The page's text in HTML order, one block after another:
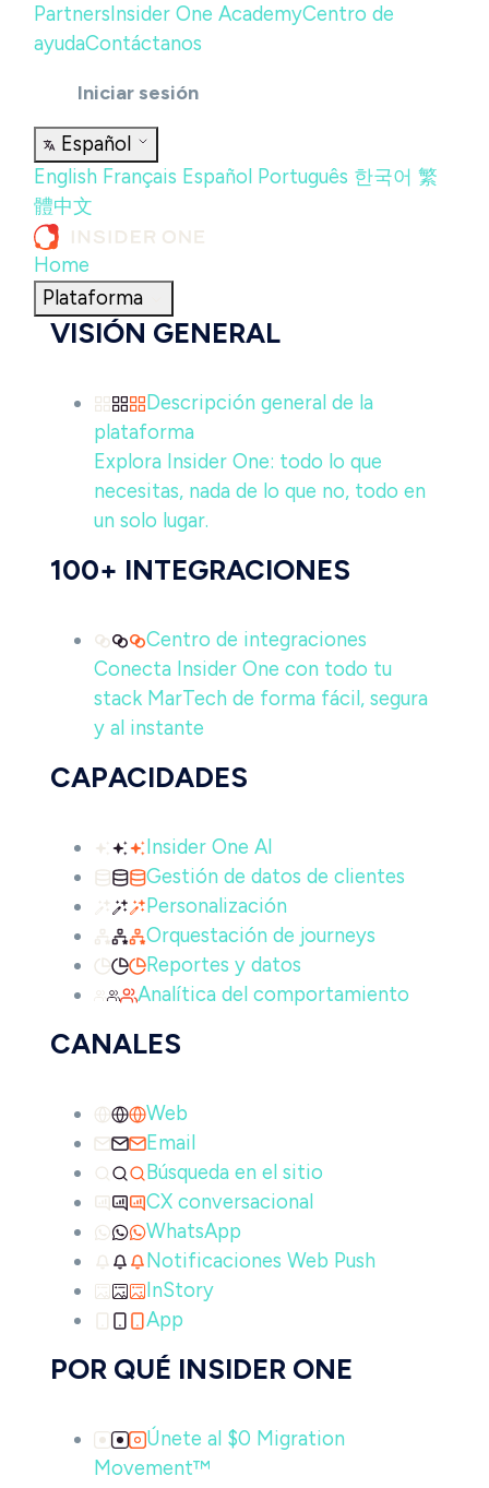
Partners Insider One AcademyCentro de
ayudaContáctanos
Iniciar sesión
Español
English Français Español Português 한국어 繁
體中文
Home
Plataforma
VISIÓN GENERAL
Descripción general de la
plataforma
Explora Insider One: todo lo que
necesitas, nada de lo que no, todo en
un solo lugar.
100+ INTEGRACIONES
Centro de integraciones
Conecta Insider One con todo tu
stack MarTech de forma fácil, segura
y al instante
CAPACIDADES
Insider One AI
Gestión de datos de clientes
Personalización
Orquestación de journeys
Reportes y datos
Analítica del comportamiento
CANALES
Web
Email
Búsqueda en el sitio
CX conversacional
WhatsApp
Notificaciones Web Push
InStory
App
POR QUÉ INSIDER ONE
Únete al $0 Migration
Movement™